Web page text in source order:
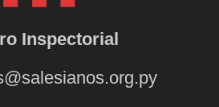
Inspectorial